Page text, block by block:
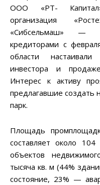
ООО «РТ-
организация
«Сибсельмаш» —
кредиторами с
области
инвестора и
Интерес к активу
предлагавшие
парк.
Площадь
составляет около
объектов
тысяча кв. м (44%
состояние, 23% —